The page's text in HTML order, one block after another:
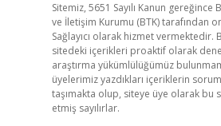
Sitemiz, 5651 Sayılı Kanun
ve İletişim Kurumu (BTK) tarafından
Sağlayıcı olarak hizmet vermektedir.
sitedeki içerikleri proaktif olarak
araştırma yükümlülüğümüz
üyelerimiz yazdıkları içeriklerin
taşımakta olup, siteye üye olarak bu
etmiş sayılırlar.